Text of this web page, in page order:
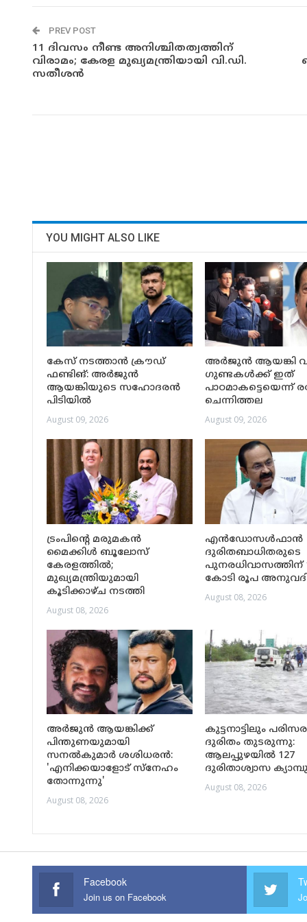
PREV POST
11 ദിവസം നീണ്ട അനിശ്ചിതത്വത്തിന്
വിരാമം; കേരള മുഖ്യമന്ത്രിയായി വി.ഡി.
സതീശൻ
YOU MIGHT ALSO LIKE
കേസ് നടത്താൻ ക്രൗഡ്
ഫണ്ടിങ്: അർജുൻ
ആയങ്കിയുടെ സഹോദരൻ
പിടിയിൽ
August 09, 2026
അർജുൻ ആയങ്കി
ഗുണ്ടകൾക്ക് ഇത്
പാഠമാകട്ടെയെന്ന്
ചെന്നിത്തല
August 09, 2026
ട്രംപിന്റെ മരുമകൻ
മൈക്കിൾ ബൂലോസ്
കേരളത്തിൽ;
മുഖ്യമന്ത്രിയുമായി
കൂടിക്കാഴ്ച നടത്തി
August 08, 2026
എന്‍ഡോസള്‍ഫാന്‍
ദുരിതബാധിതരുടെ
പുനരധിവാസത്തിന്
കോടി രൂപ
August 08, 2026
അർജുൻ ആയങ്കിക്ക്
പിന്തുണയുമായി
സനൽകുമാർ ശശിധരൻ:
'എനിക്കയാളോട് സ്നേഹം
തോന്നുന്നു'
August 08, 2026
കുട്ടനാട്ടിലും
ദുരിതം തുടരുന്നു:
ആലപ്പുഴയിൽ 127
ദുരിതാശ്വാസ
August 08, 2026
Facebook
Join us on Facebook